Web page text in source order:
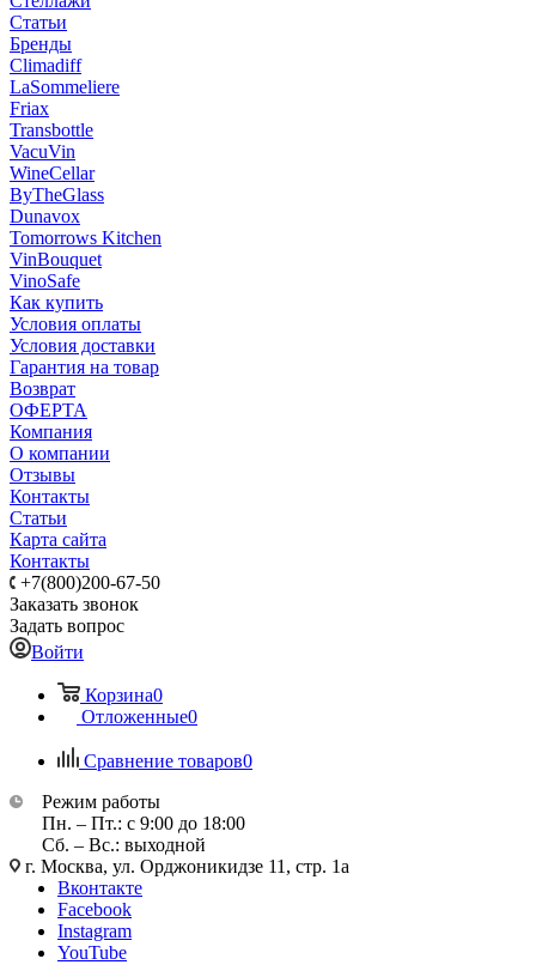
Статьи
Бренды
Climadiff
LaSommeliere
Friax
Transbottle
VacuVin
WineCellar
ByTheGlass
Dunavox
Tomorrows Kitchen
VinBouquet
VinoSafe
Как купить
Условия оплаты
Условия доставки
Гарантия на товар
Возврат
ОФЕРТА
Компания
О компании
Отзывы
Контакты
Статьи
Карта сайта
Контакты
+7(800)200-67-50
Заказать звонок
Задать вопрос
Войти
Корзина0
Отложенные0
Сравнение товаров0
Режим работы
Пн. – Пт.: с 9:00 до 18:00
Сб. – Вс.: выходной
г. Москва, ул. Орджоникидзе 11, стр. 1а
Вконтакте
Facebook
Instagram
YouTube